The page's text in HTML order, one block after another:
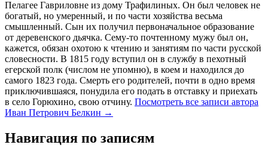
Пелагее Гавриловне из дому Трафилиных. Он был человек не
богатый, но умеренный, и по части хозяйства весьма
смышленный. Сын их получил первоначальное образование
от деревенского дьячка. Сему-то почтенному мужу был он,
кажется, обязан охотою к чтению и занятиям по части русской
словесности. В 1815 году вступил он в службу в пехотный
егерской полк (числом не упомню), в коем и находился до
самого 1823 года. Смерть его родителей, почти в одно время
приключившаяся, понудила его подать в отставку и приехать
в село Горюхино, свою отчину. Посмотреть все записи автора
Иван Петрович Белкин →
Навигация по записям